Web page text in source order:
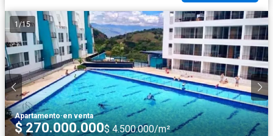
1 /15
Apartamento·en venta
$ 270.000.000$ 4.500.000/m²